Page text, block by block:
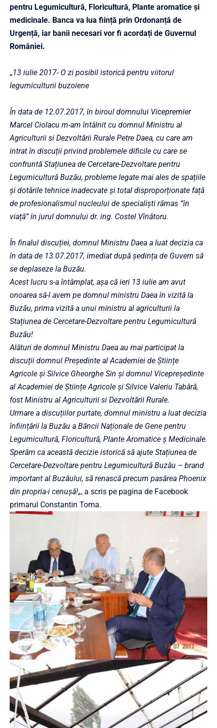
pentru Legumicultură, Floricultură, Plante aromatice și
medicinale. Banca va lua ființă prin Ordonanță de
Urgență, iar banii necesari vor fi acordați de Guvernul
României.
„13 iulie 2017- O zi posibil istorică pentru viitorul
legumiculturii buzoiene
În data de 12.07.2017, în biroul domnului Vicepremier
Marcel Ciolacu m-am întâlnit cu domnul Ministru al
Agriculturii si Dezvoltării Rurale Petre Daea, cu care am
intrat în discuții privind problemele dificile cu care se
confruntă Stațiunea de Cercetare-Dezvoltare pentru
Legumicultură Buzău, probleme legate mai ales de spațiile
și dotările tehnice inadecvate și total disproporționate față
de profesionalismul nucleului de specialiști rămas “în
viață” în jurul domnului dr. ing. Costel Vînătoru.
În finalul discuției, domnul Ministru Daea a luat decizia ca
în data de 13.07.2017, imediat după ședința de Guvern să
se deplaseze la Buzău.
Acest lucru s-a întâmplat, așa că ieri 13 iulie am avut
onoarea să-l avem pe domnul ministru Daea în vizită la
Buzău, prima vizită a unui ministru al agriculturii la
Stațiunea de Cercetare-Dezvoltare pentru Legumicultură
Buzău!
Alături de domnul Ministru Daea au mai participat la
discuții domnul Președinte al Academiei de Științe
Agricole și Silvice Gheorghe Sin și domnul Vicepreședinte
al Academiei de Științe Agricole și Silvice Valeriu Tabără,
fost Ministru al Agriculturii si Dezvoltării Rurale.
Urmare a discuțiilor purtate, domnul ministru a luat decizia
înființării la Buzău a Băncii Naționale de Gene pentru
Legumicultură, Floricultură, Plante Aromatice ș Medicinale.
Sperăm ca această decizie istorică să ajute Stațiunea de
Cercetare-Dezvoltare pentru Legumicultură Buzău – brand
important al Buzăului, să renască precum pasărea Phoenix
din propria-i cenușă!„, a scris pe pagina de Facebook
primarul Constantin Toma.